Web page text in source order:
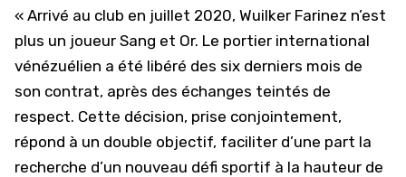
« Arrivé au club en juillet 2020, Wuilker Farinez n’est
plus un joueur Sang et Or. Le portier international
vénézuélien a été libéré des six derniers mois de
son contrat, après des échanges teintés de
respect. Cette décision, prise conjointement,
répond à un double objectif, faciliter d’une part la
recherche d’un nouveau défi sportif à la hauteur de